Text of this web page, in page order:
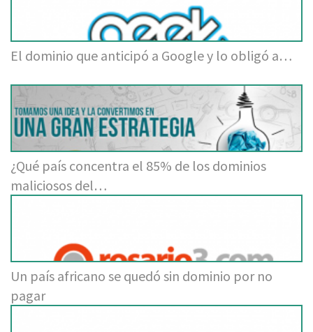
El dominio que anticipó a Google y lo obligó a…
¿Qué país concentra el 85% de los dominios
maliciosos del…
Un país africano se quedó sin dominio por no
pagar